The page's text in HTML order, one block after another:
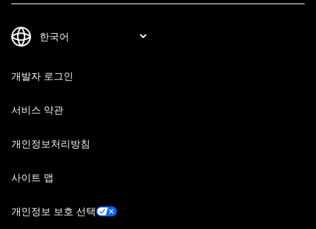
개발자 로그인
서비스 약관
개인정보처리방침
사이트 맵
개인정보 보호 선택